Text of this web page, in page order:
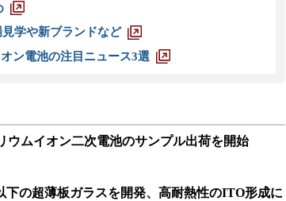
学や新ブランドなど
ン電池の注目ニュース3選
ウムイオン二次電池のサンプル出荷を開始
下の超薄板ガラスを開発、高耐熱性のITO形成に